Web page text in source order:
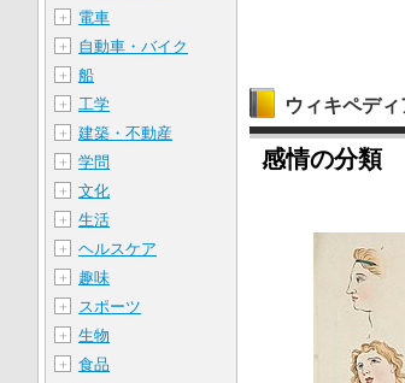
ウィキペディ
感情の分類
＋ 電車
＋ 自動車・バイク
＋ 船
＋ 工学
＋ 建築・不動産
＋ 学問
＋ 文化
＋ 生活
＋ ヘルスケア
＋ 趣味
＋ スポーツ
＋ 生物
＋ 食品